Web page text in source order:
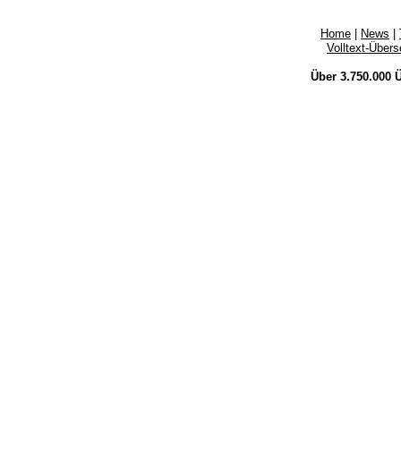
Home News
Volltext-
Über 3.750.000